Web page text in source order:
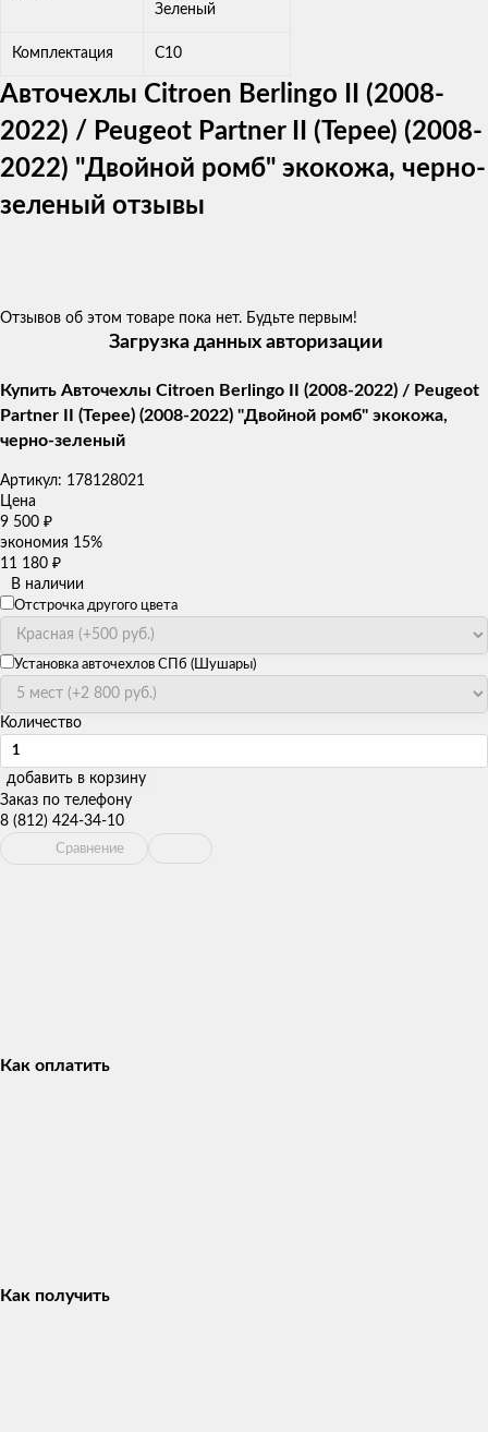
Зеленый
Комплектация C10
Авточехлы Citroen Berlingo II (2008-
2022) / Peugeot Partner II (Tepee) (2008-
2022) "Двойной ромб" экокожа, черно-
зеленый отзывы
Отзывов об этом товаре пока нет. Будьте первым!
Загрузка данных авторизации
Купить Авточехлы Citroen Berlingo II (2008-2022) / Peugeot
Partner II (Tepee) (2008-2022) "Двойной ромб" экокожа,
черно-зеленый
Артикул: 178128021
Цена
9 500 ₽
экономия 15%
11 180 ₽
В наличии
Отстрочка другого цвета
Установка авточехлов СПб (Шушары)
Количество
добавить в корзину
Заказ по телефону
8 (812) 424-34-10
Сравнение
Как оплатить
Как получить